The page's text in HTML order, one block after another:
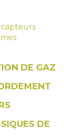
capteurs
DE GAZ
DE